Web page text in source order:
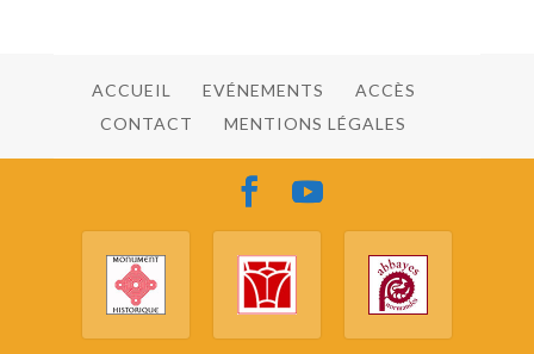
ACCUEIL EVÉNEMENTS
ACCÈS
CONTACT
MENTIONS LÉGALES